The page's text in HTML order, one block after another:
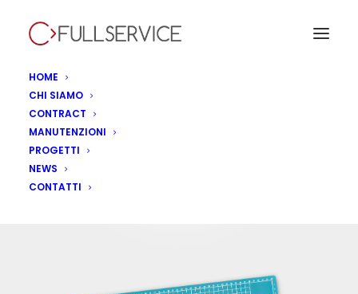
HOME
CHI SIAMO
CONTRACT
MANUTENZIONI
PROGETTI
NEWS
CONTATTI
fullservice sassuolo